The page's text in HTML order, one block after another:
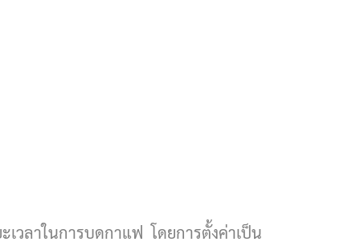
วลาในการบดกาแฟ โดยการตั้งค่าเป็น